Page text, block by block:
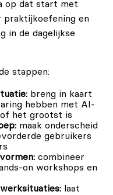
op dat start met
praktijkoefening en
in de dagelijkse
stappen:
breng in kaart
hebben met AI-
het grootst is
maak onderscheid
gebruikers
combineer
on workshops en
laat